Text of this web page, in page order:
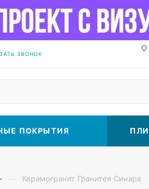
ЗВОНОК
ПОКРЫТИЯ
— Керамогранит Гранитея Синара